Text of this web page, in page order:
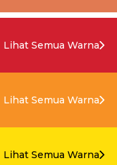
Lihat Semua Warna
Lihat Semua Warna
Lihat Semua Warna